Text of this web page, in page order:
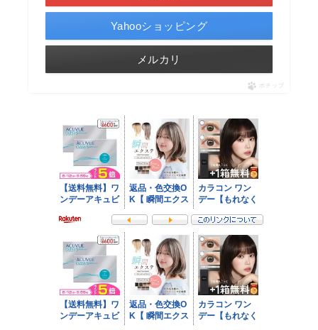
Yahooショッピング
メルカリ
ポチップ